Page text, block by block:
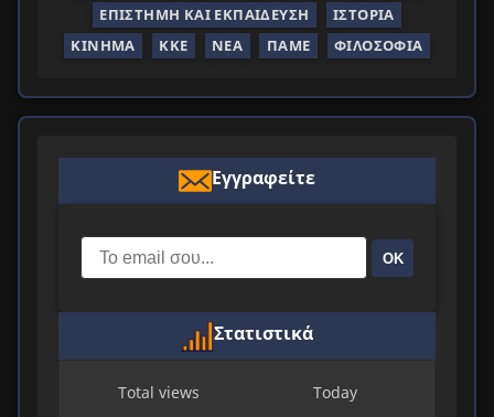
ΕΠΙΣΤΉΜΗ ΚΑΙ ΕΚΠΑΊΔΕΥΣΗ
ΙΣΤΟΡΊΑ
ΚΊΝΗΜΑ
ΚΚΕ ΝΈΑ ΠΑΜΕ ΦΙΛΟΣΟΦΊΑ
Εγγραφείτε
ΟΚ
Στατιστικά
Total views Today